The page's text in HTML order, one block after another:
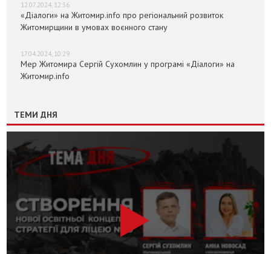
12.07.2024, 12:36
«Діалоги» на Житомир.info про регіональний розвиток
Житомирщини в умовах воєнного стану
17.04.2024, 10:29
Мер Житомира Сергій Сухомлин у програмі «Діалоги» на
Житомир.info
ТЕМИ ДНЯ